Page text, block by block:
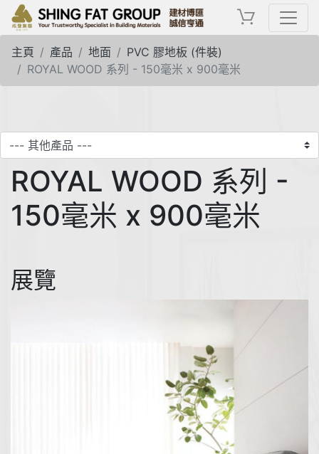
主頁 產品 地面
PVC 膠地板 (件裝)
ROYAL WOOD 系列 - 150毫米 x 900毫米
ROYAL WOOD 系列 -
150毫米 x 900毫米
展覽